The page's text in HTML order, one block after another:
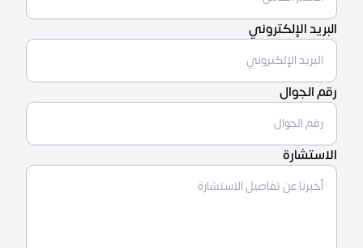
البريد الإلكتروني
رقم الجوال
الاستشارة